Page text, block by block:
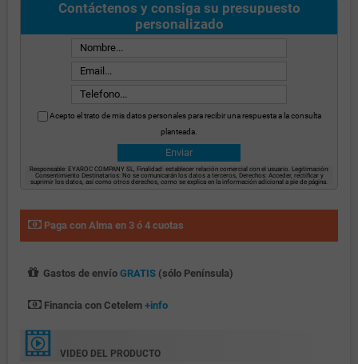
Contáctenos y consiga su presupuesto
personalizado
Acepto el trato de mis datos personales para recibir una respuesta a la consulta
planteada.
Responsable: EYAROC COMPANY SL, Finalidad: establecer relación comercial con el usuario. Legitimación:
Consentimiento Destinatarios: No se comunicarán los datos a terceros, Derechos: Acceder, rectificar y
suprimir los datos, así como otros derechos, como se explica en la información adicional a pie de página.
Paga con Alma en 3 ó 4 cuotas
Gastos de envío GRATIS(sólo Península)
Financia con Cetelem +info
VIDEO DEL PRODUCTO